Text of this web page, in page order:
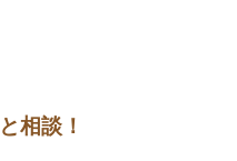
と相談 ！